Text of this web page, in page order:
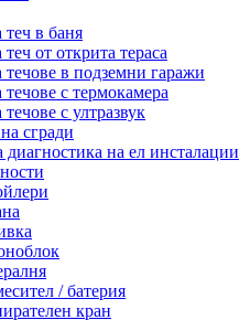
в баня
от открита тераса
в подземни гаражи
с термокамера
с ултразвук
сгради
диагностика на ел инсталации
/ батерия
кран